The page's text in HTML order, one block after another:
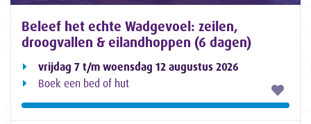
Beleef het echte Wadgevoel: zeilen,
droogvallen & eilandhoppen (6 dagen)
vrijdag 7 t/m woensdag 12 augustus 2026
Boek een bed of hut